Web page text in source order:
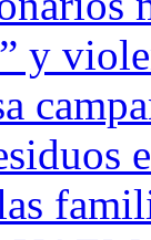
y